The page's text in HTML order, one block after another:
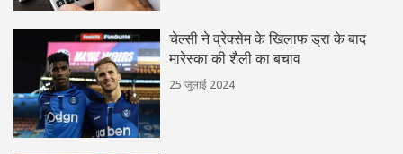
चेल्सी ने व्रेक्सेम के खिलाफ ड्रा के बाद
मारेस्का की शैली का बचाव
25 जुलाई 2024